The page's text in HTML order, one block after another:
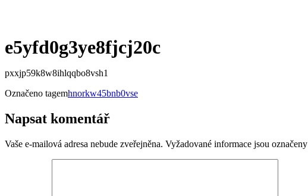
e5yfd0g3ye8fjcj20c
pxxjp59k8w8ihlqqbo8vsh1
Označeno tagemhnorkw45bnb0vse
Napsat komentář
Vaše e-mailová adresa nebude zveřejněna. Vyžadované informace jsou označeny